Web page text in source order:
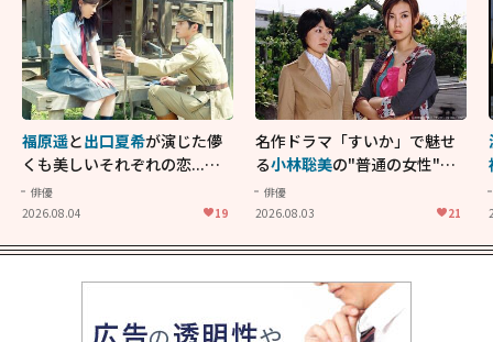
福原遥と出口夏希が演じた儚
くも美しいそれぞれの恋...生
きることの尊さを教えてくれ
た映画「あの花が咲く丘で、
俳優
2026.08.04
19
名作ドラマ「すいか」で魅せ
る小林聡美の"普通の女性"が
大人に刺さる...映画「かもめ
食堂」にも通じる静かな芝居
俳優
2026.08.03
21